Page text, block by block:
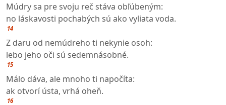
Múdry sa pre svoju reč stáva obľúbeným:
no láskavosti pochabých sú ako vyliata voda.
14
Z daru od nemúdreho ti nekynie osoh:
lebo jeho oči sú sedemnásobné.
15
Málo dáva, ale mnoho ti napočíta:
ak otvorí ústa, vrhá oheň.
16